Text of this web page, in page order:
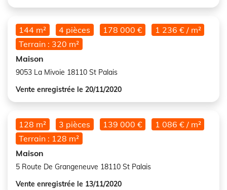
144 m² 4 pièces 178 000 €
1 236 € / m²
Terrain : 320 m²
Maison
9053 La Mivoie 18110 St Palais
Vente enregistrée le 20/11/2020
128 m² 3 pièces 139 000 €
1 086 € / m²
Terrain : 128 m²
Maison
5 Route De Grangeneuve 18110 St Palais
Vente enregistrée le 13/11/2020